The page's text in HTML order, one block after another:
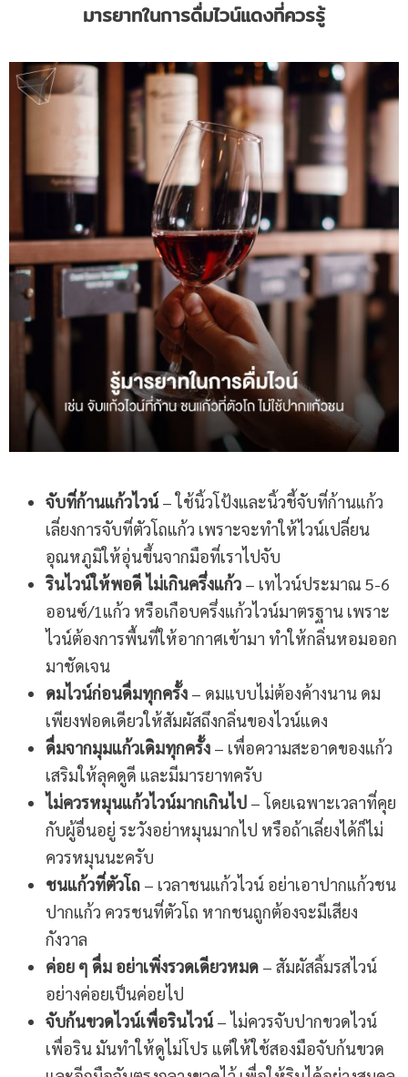
มารยาทในการดื่มไวน์แดงที่ควรรู้
จับที่ก้านแก้วไวน์– ใช้นิ้วโป้งและนิ้วชี้จับที่ก้านแก้ว
เลี่ยงการจับที่ตัวโถแก้ว เพราะจะทำให้ไวน์เปลี่ยน
อุณหภูมิให้อุ่นขึ้นจากมือที่เราไปจับ
รินไวน์ให้พอดี ไม่เกินครึ่งแก้ว – เทไวน์ประมาณ 5-6
ออนซ์/1แก้ว หรือเกือบครึ่งแก้วไวน์มาตรฐาน เพราะ
ไวน์ต้องการพื้นที่ให้อากาศเข้ามา ทำให้กลิ่นหอมออก
มาชัดเจน
ดมไวน์ก่อนดื่มทุกครั้ง – ดมแบบไม่ต้องค้างนาน ดม
เพียงฟอดเดียวให้สัมผัสถึงกลิ่นของไวน์แดง
ดื่มจากมุมแก้วเดิมทุกครั้ง – เพื่อความสะอาดของแก้ว
เสริมให้ลุคดูดี และมีมารยาทครับ
ไม่ควรหมุนแก้วไวน์มากเกินไป – โดยเฉพาะเวลาที่คุย
กับผู้อื่นอยู่ ระวังอย่าหมุนมากไป หรือถ้าเลี่ยงได้ก็ไม่
ควรหมุนนะครับ
ชนแก้วที่ตัวโถ – เวลาชนแก้วไวน์ อย่าเอาปากแก้วชน
ปากแก้ว ควรชนที่ตัวโถ หากชนถูกต้องจะมีเสียง
กังวาล
ค่อย ๆ ดื่ม อย่าเพิ่งรวดเดียวหมด – สัมผัสลิ้มรสไวน์
อย่างค่อยเป็นค่อยไป
จับก้นขวดไวน์เพื่อรินไวน์– ไม่ควรจับปากขวดไวน์
เพื่อริน มันทำให้ดูไม่โปร แต่ให้ใช้สองมือจับก้นขวด